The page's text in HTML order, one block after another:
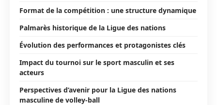
Format de la compétition : une structure dynamique
Palmarès historique de la Ligue des nations
Évolution des performances et protagonistes clés
Impact du tournoi sur le sport masculin et ses
acteurs
Perspectives d’avenir pour la Ligue des nations
masculine de volley-ball